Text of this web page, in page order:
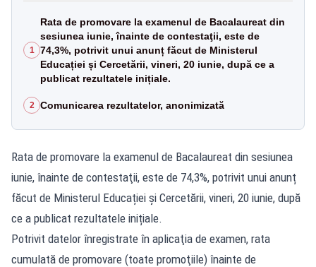
1
Rata de promovare la examenul de Bacalaureat din
sesiunea iunie, înainte de contestaţii, este de
74,3%, potrivit unui anunț făcut de Ministerul
Educației și Cercetării, vineri, 20 iunie, după ce a
publicat rezultatele inițiale.
2 Comunicarea rezultatelor, anonimizată
Rata de promovare la examenul de Bacalaureat din sesiunea
iunie, înainte de contestaţii, este de 74,3%, potrivit unui anunț
făcut de Ministerul Educației și Cercetării, vineri, 20 iunie, după
ce a publicat rezultatele inițiale.
Potrivit datelor înregistrate în aplicaţia de examen, rata
cumulată de promovare (toate promoţiile) înainte de